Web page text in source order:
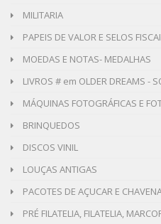
MILITARIA
PAPEIS DE VALOR E SELOS
MOEDAS E NOTAS- MEDALHAS
LIVROS # em OLDER DREAMS -
MÁQUINAS FOTOGRÁFICAS E
BRINQUEDOS
DISCOS VINIL
LOUÇAS ANTIGAS
PACOTES DE AÇUCAR E
PRÉ FILATELIA, FILATELIA,